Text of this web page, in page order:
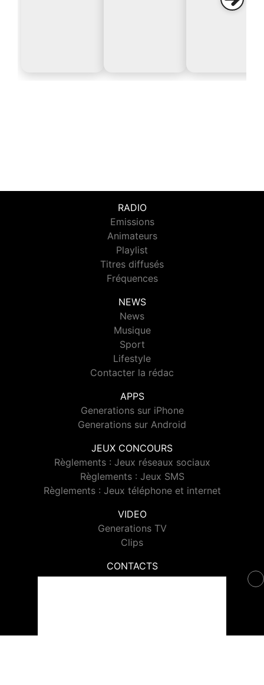
RADIO
Emissions
Animateurs
Playlist
Titres diffusés
Fréquences
NEWS
News
Musique
Sport
Lifestyle
Contacter la rédac
APPS
Generations sur iPhone
Generations sur Android
JEUX CONCOURS
Règlements : Jeux réseaux sociaux
Règlements : Jeux SMS
Règlements : Jeux téléphone et internet
VIDEO
Generations TV
Clips
CONTACTS
Contacter Generations